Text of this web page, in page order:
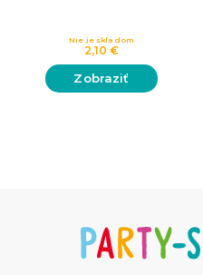
2,10 €
Nie je skladom
Zobraziť